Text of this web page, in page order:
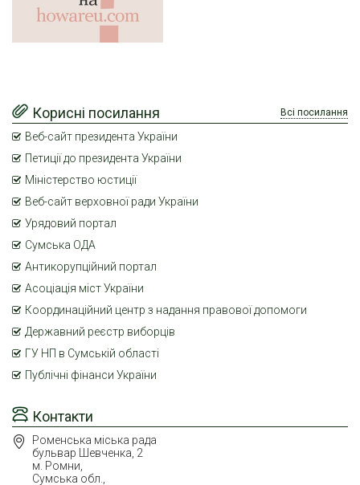
Контакти
Роменська міська рада
бульвар Шевченка, 2
м. Ромни,
Сумська обл.,
Корисні посилання Всі посилання
Веб-сайт президента України
Петиції до президента України
Міністерство юстиції
Веб-сайт верховної ради України
Урядовий портал
Сумська ОДА
Антикорупційний портал
Асоціація міст України
Координаційний центр з надання правової допомоги
Державний реєстр виборців
ГУ НП в Сумській області
Публічні фінанси України